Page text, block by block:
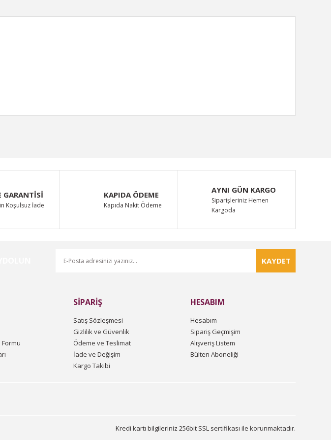
öneri formunu kullanarak tarafımıza iletebilirsiniz.
GARANTİSİ
Koşulsuz İade
KAPIDA ÖDEME
Kapıda Nakit Ödeme
AYNI GÜN KARGO
Siparişleriniz Hemen
Kargoda
KAYDET
SİPARİŞ
Satış Sözleşmesi
Gizlilik ve Güvenlik
Ödeme ve Teslimat
İade ve Değişim
Kargo Takibi
HESABIM
Hesabım
Sipariş Geçmişim
Alışveriş Listem
Bülten Aboneliği
Kredi kartı bilgileriniz 256bit SSL sertifikası ile korunmaktadır.